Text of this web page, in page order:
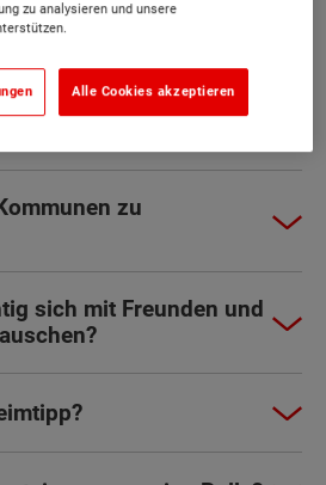
zu
sich mit Freunden und
zu analysieren und unsere
Alle Cookies akzeptieren